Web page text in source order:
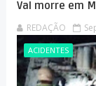
Val morre em
REDAÇÃO
ACIDENTES